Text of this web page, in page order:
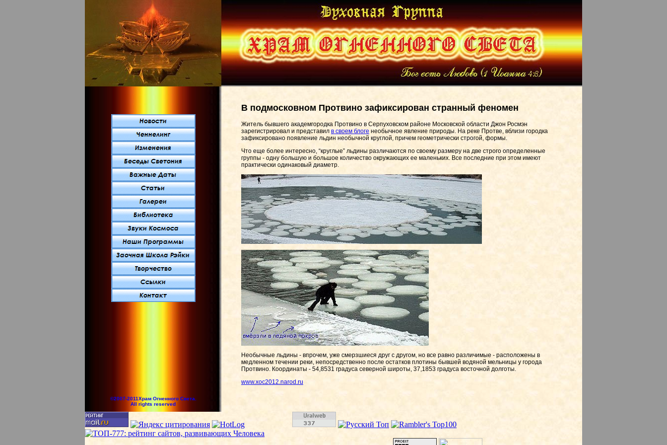
В подмосковном Протвино зафиксирован странный феномен
Житель бывшего академгородка Протвино в Серпуховском районе Московской области Джон Росмэн
зарегистрировал и представил в своем блоге необычное явление природы. На реке Протве, вблизи городка
зафиксировано появление льдин необычной круглой, причем геометрически строгой, формы.
Что еще более интересно, “круглые” льдины различаются по своему размеру на две строго определенные
группы - одну большую и большое количество окружающих ее маленьких. Все последние при этом имеют
практически одинаковый диаметр.
Необычные льдины - впрочем, уже смерзшиеся друг с другом, но все равно различимые - расположены в
медленном течении реки, непосредственно после остатков плотины бывшей водяной мельницы у города
Протвино. Координаты - 54,8531 градуса северной широты, 37,1853 градуса восточной долготы.
www.xoc2012.narod.ru
©2007-2011Храм Огненного Света.
All rights reserved